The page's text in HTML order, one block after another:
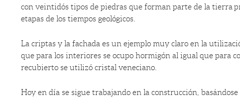
con veintidós tipos de piedras que forman parte de la tierra
etapas de los tiempos geológicos.
La criptas y la fachada es un ejemplo muy claro en la
que para los interiores se ocupo hormigón al igual que para
recubierto se utilizó cristal veneciano.
Hoy en día se sigue trabajando en la construcción,